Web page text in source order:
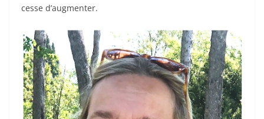
cesse d’augmenter.